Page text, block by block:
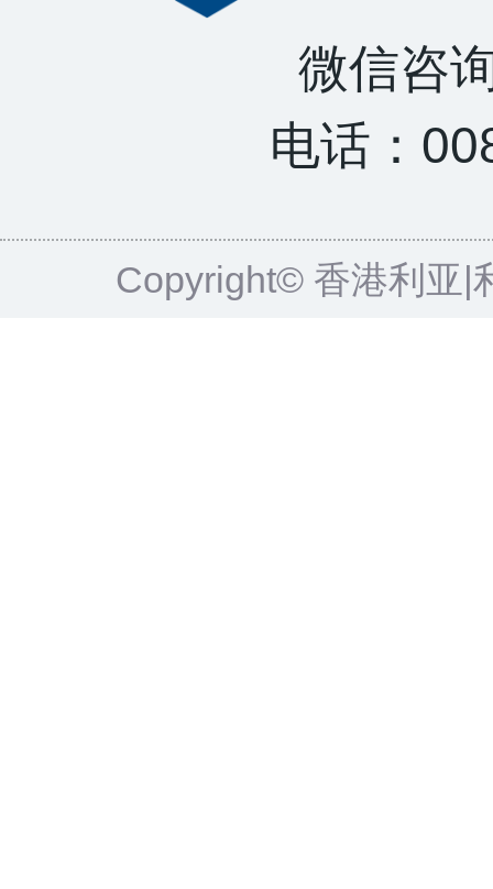
微信咨
电话：
Copyright© 香港利亚|